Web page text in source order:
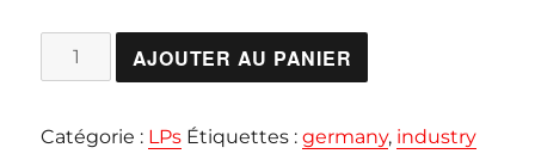
quantité
de
"s/t"
AJOUTER AU PANIER
Catégorie : LPs Étiquettes :germany, industry